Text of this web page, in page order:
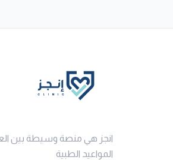
انجز هي منصة وسيطة بين
المواعيد الطبية